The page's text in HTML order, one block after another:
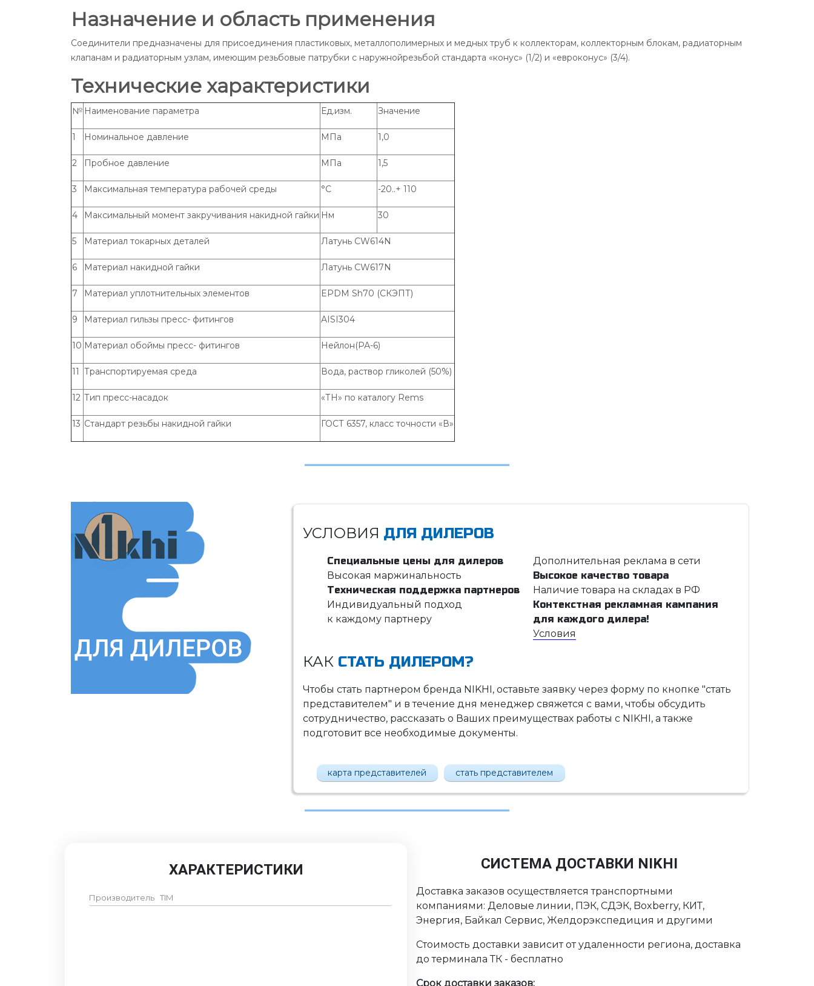
Назначение и область применения
Соединители предназначены для присоединения пластиковых, металлополимерных и медных труб к коллекторам, коллекторным блокам, радиаторным
клапанам и радиаторным узлам, имеющим резьбовые патрубки с наружнойрезьбой стандарта «конус» (1/2) и «евроконус» (3/4).
Технические характеристики
№ Наименование параметра Ед.изм. Значение
1 Номинальное давление МПа 1,0
2 Пробное давление МПа 1,5
3 Максимальная температура рабочей среды °С -20..+ 110
4 Максимальный момент закручивания накидной гайки Нм 30
5 Материал токарных деталей Латунь CW614N
6 Материал накидной гайки Латунь CW617N
7 Материал уплотнительных элементов EPDM Sh70 (СКЭПТ)
9 Материал гильзы пресс- фитингов AISI304
10 Материал обоймы пресс- фитингов Нейлон(РА-6)
11 Транспортируемая среда Вода, раствор гликолей (50%)
12 Тип пресс-насадок «ТН» по каталогу Rems
13 Стандарт резьбы накидной гайки ГОСТ 6357, класс точности «В»
УСЛОВИЯ ДЛЯ ДИЛЕРОВ
Специальные цены для дилеров
Дополнительная реклама в сети
Высокая маржинальность
Высокое качество товара
Техническая поддержка партнеров
Наличие товара на складах в РФ
Индивидуальный подход
к каждому партнеру
Контекстная рекламная кампания
для каждого дилера!
Условия
КАКСТАТЬ ДИЛЕРОМ?
Чтобы стать партнером бренда NIKHI, оставьте заявку через форму по кнопке "стать
представителем" и в течение дня менеджер свяжется с вами, чтобы обсудить
сотрудничество, рассказать о Ваших преимуществах работы с NIKHI, а также
подготовит все необходимые документы.
карта представителей стать представителем
ХАРАКТЕРИСТИКИ
Производитель TIM
СИСТЕМА ДОСТАВКИ NIKHI
Доставка заказов осуществляется транспортными
компаниями: Деловые линии, ПЭК, СДЭК, Boxberry, КИТ,
Энергия, Байкал Сервис, Желдорэкспедиция и другими
Стоимость доставки зависит от удаленности региона, доставка
до терминала ТК - бесплатно
Срок доставки заказов: